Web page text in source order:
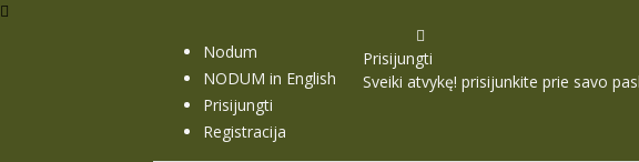
Nodum
NODUM in English
Prisijungti
Registracija
Prisijungti
Sveiki atvykę! prisijunkite prie savo